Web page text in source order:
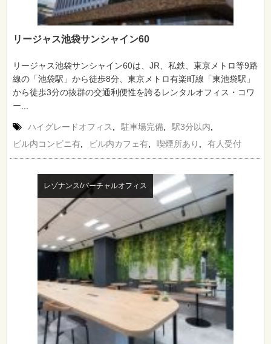
リージャス池袋サンシャイン60
リージャス池袋サンシャイン60は、JR、私鉄、東京メトロ等9路
線の「池袋駅」から徒歩8分、東京メトロ有楽町線「東池袋駅」
から徒歩3分の抜群の交通利便性を誇るレンタルオフィス・コワ
ー...
ハイグレードオフィス 駐車場完備 駅3分以内
ビル内コンビニ有
ビル内カフェ有 喫煙所あり 有人受付
レゾナンス/バーチャルオフィス